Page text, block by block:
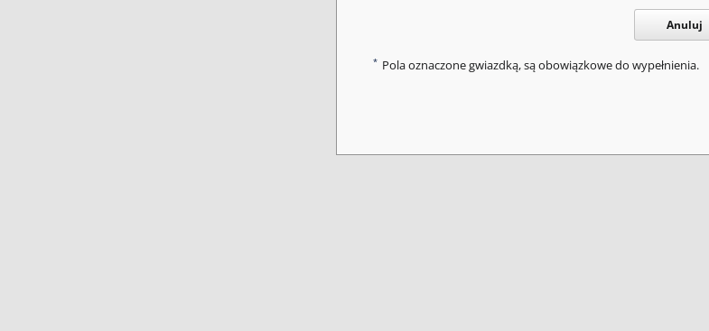
Anuluj
* Pola oznaczone gwiazdką, są obowiązkowe do wypełnienia.